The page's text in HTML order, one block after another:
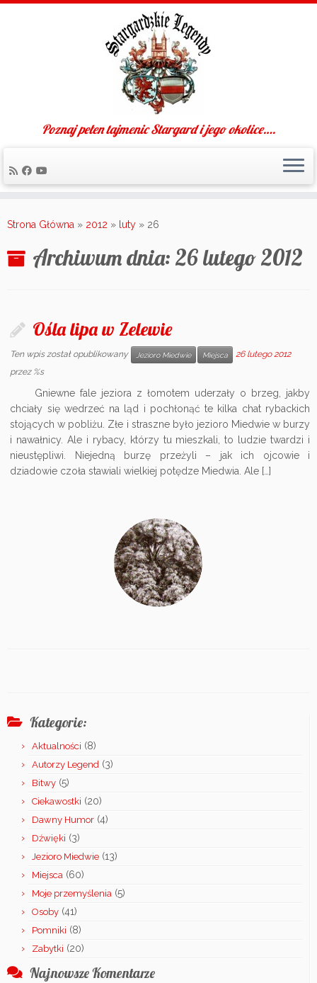
to
Poznaj pełen tajmenic Stargard i jego okolice….
Strona Główna » 2012 » luty » 26
Archiwum dnia: 26 lutego 2012
Ośla lipa w Zelewie
Ten wpis został opublikowany Jezioro Miedwie Miejsca
26 lutego 2012
przez %s
Gniewne fale jeziora z łomotem uderzały o brzeg, jakby
chciały się wedrzeć na ląd i pochłonąć te kilka chat rybackich
stojących w pobliżu. Złe i straszne było jezioro Miedwie w burzy
i nawałnicy. Ale i rybacy, którzy tu mieszkali, to ludzie twardzi i
nieustępliwi. Niejedną burzę przeżyli – jak ich ojcowie i
dziadowie czoła stawiali wielkiej potędze Miedwia. Ale […]
Kategorie:
Aktualności (8)
Autorzy Legend (3)
Bitwy (5)
Ciekawostki (20)
Dawny Humor (4)
Dźwięki (3)
Jezioro Miedwie (13)
Miejsca (60)
Moje przemyślenia (5)
Osoby (41)
Pomniki (8)
Zabytki (20)
Najnowsze Komentarze